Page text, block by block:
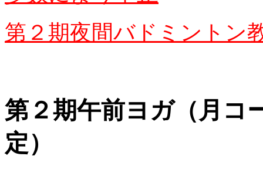
第２期夜間バドミントン
第２期午前ヨガ（月コ
定）